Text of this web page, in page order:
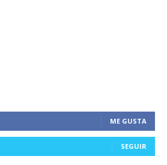
ME GUSTA
SEGUIR